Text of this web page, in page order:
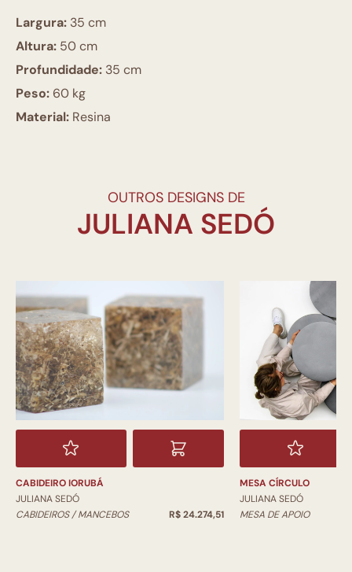
Largura: 35 cm
Altura: 50 cm
Profundidade: 35 cm
Peso: 60 kg
Material: Resina
OUTROS DESIGNS DE
CABIDEIRO IORUBÁ
JULIANA SEDÓ
CABIDEIROS / MANCEBOS
R$ 24.274,51
MESA CÍRCULO
JULIANA SEDÓ
MESA DE APOIO